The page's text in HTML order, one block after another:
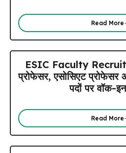
Read More
ESIC Faculty
प्रोफेसर, एसोसिएट
पदों पर वॉक-
Read More